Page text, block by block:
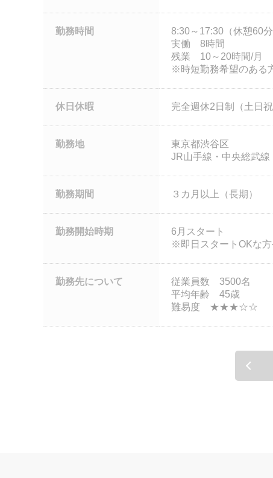
勤務時間
8:30～17:30（休憩60分
実働 8時間
残業 10～20時間/月
※時短勤務希望のある
休日休暇 完全週休2日制（土日祝
勤務地
東京都渋谷区
JR山手線・中央総武
勤務期間 ３カ月以上（長期）
勤務開始時期
6月スタート
※即日スタートOKな
勤務先について
従業員数 3500名
平均年齢 45歳
難易度 ★★★☆☆